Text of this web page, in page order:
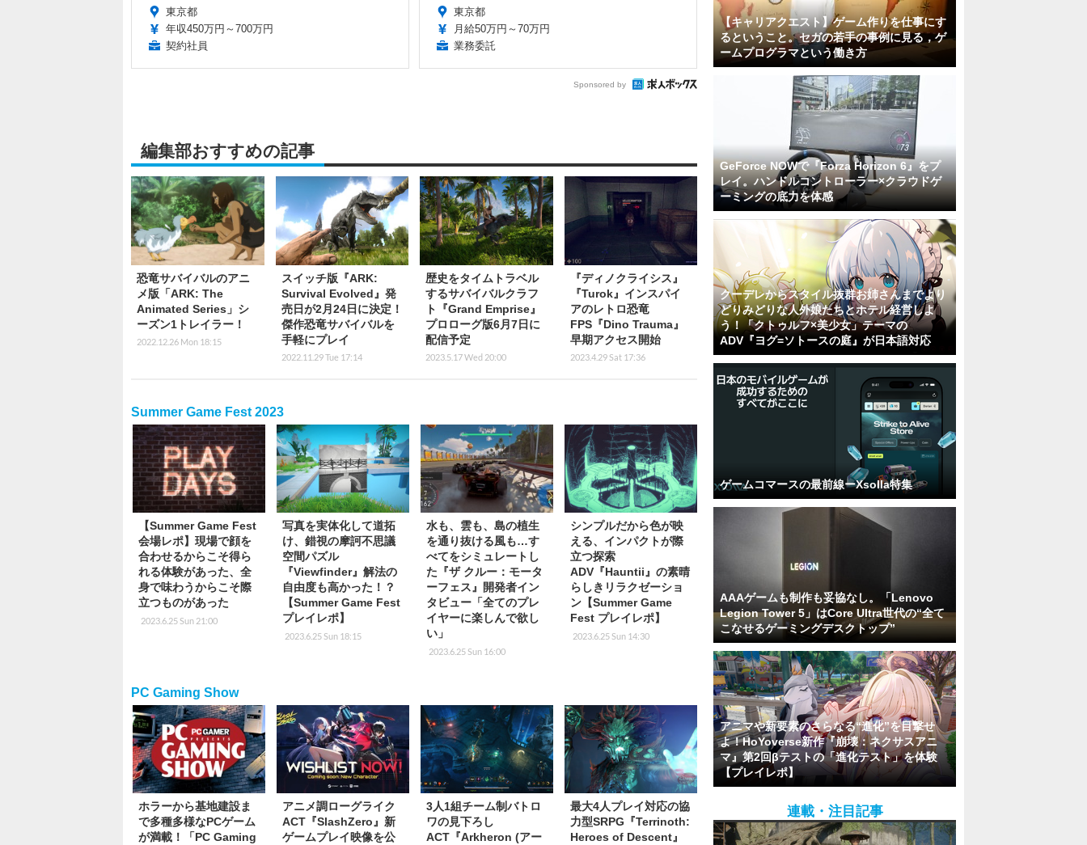
東京都
年収450万円～700万円
契約社員
東京都
月給50万円～70万円
業務委託
Sponsored by
編集部おすすめの記事
恐竜サバイバルのアニ
メ版「ARK: The
Animated Series」シ
ーズン1トレイラー！
2022.12.26 Mon 18:15
スイッチ版『ARK:
Survival Evolved』発
売日が2月24日に決定！
傑作恐竜サバイバルを
手軽にプレイ
2022.11.29 Tue 17:14
歴史をタイムトラベル
するサバイバルクラフ
ト『Grand Emprise』
プロローグ版6月7日に
配信予定
2023.5.17 Wed 20:00
『ディノクライシス』
『Turok』インスパイ
アのレトロ恐竜
FPS『Dino Trauma』
早期アクセス開始
2023.4.29 Sat 17:36
Summer Game Fest 2023
【Summer Game Fest
会場レポ】現場で顔を
合わせるからこそ得ら
れる体験があった、全
身で味わうからこそ際
立つものがあった
2023.6.25 Sun 21:00
写真を実体化して道拓
け、錯視の摩訶不思議
空間パズル
『Viewfinder』解法の
自由度も高かった！？
【Summer Game Fest
プレイレポ】
2023.6.25 Sun 18:15
水も、雲も、島の植生
を通り抜ける風も…す
べてをシミュレートし
た『ザ クルー：モータ
ーフェス』開発者イン
タビュー「全てのプレ
イヤーに楽しんで欲し
い」
2023.6.25 Sun 16:00
シンプルだから色が映
える、インパクトが際
立つ探索
ADV『Hauntii』の素晴
らしきリラクゼーショ
ン【Summer Game
Fest プレイレポ】
2023.6.25 Sun 14:30
PC Gaming Show
ホラーから基地建設ま
で多種多様なPCゲーム
が満載！「PC Gaming
アニメ調ローグライク
ACT『SlashZero』新
ゲームプレイ映像を公
3人1組チーム制バトロ
ワの見下ろし
ACT『Arkheron (アー
最大4人プレイ対応の協
力型SRPG『Terrinoth:
Heroes of Descent』
【キャリアクエスト】ゲーム作りを仕事にす
るということ。セガの若手の事例に見る，ゲ
ームプログラマという働き方
GeForce NOWで『Forza Horizon 6』をプ
レイ。ハンドルコントローラー×クラウドゲ
ーミングの底力を体感
クーデレからスタイル抜群お姉さんまでより
どりみどりな人外娘たちとホテル経営しよ
う！「クトゥルフ×美少女」テーマの
ADV『ヨグ=ソトースの庭』が日本語対応
ゲームコマースの最前線ーXsolla特集
AAAゲームも制作も妥協なし。「Lenovo
Legion Tower 5」はCore Ultra世代の“全て
こなせるゲーミングデスクトップ”
アニマや新要素のさらなる“進化”を目撃せ
よ！HoYoverse新作『崩壊：ネクサスアニ
マ』第2回βテストの「進化テスト」を体験
【プレイレポ】
連載・注目記事